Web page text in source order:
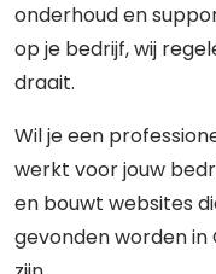
onderhoud en
op je bedrijf, wij
draait.
Wil je een
werkt voor jouw
en bouwt websites
gevonden worden